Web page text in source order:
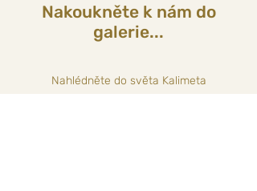
Nakoukněte k nám do
galerie...
Nahlédněte do světa Kalimeta